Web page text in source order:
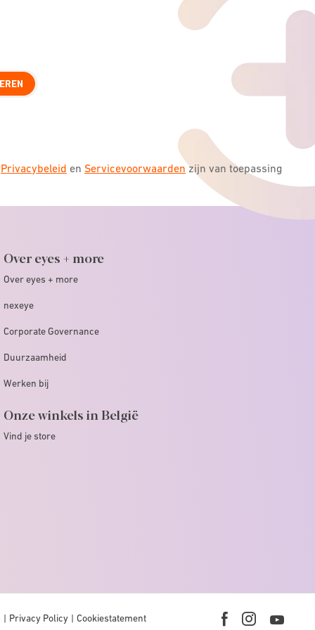
Privacybeleid en Servicevoorwaardenzijn van toepassing
Over eyes + more
Over eyes + more
nexeye
Corporate Governance
Duurzaamheid
Werken bij
Onze winkels in België
Vind je store
Privacy Policy Cookiestatement